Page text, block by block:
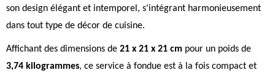
son design élégant et intemporel, s'intégrant harmonieusement
dans tout type de décor de cuisine.
Affichant des dimensions de 21 x 21 x 21 cm pour un poids de
3,74 kilogrammes, ce service à fondue est à la fois compact et